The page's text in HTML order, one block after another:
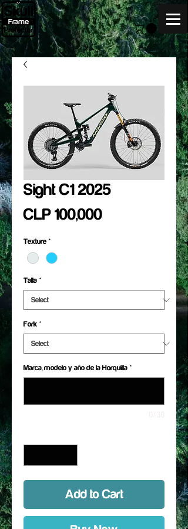
Sight C1 2025
CLP 100,000Price
Texture *
Talla *
Fork *
Marca, modelo y año de la Horquilla *
Add to Cart